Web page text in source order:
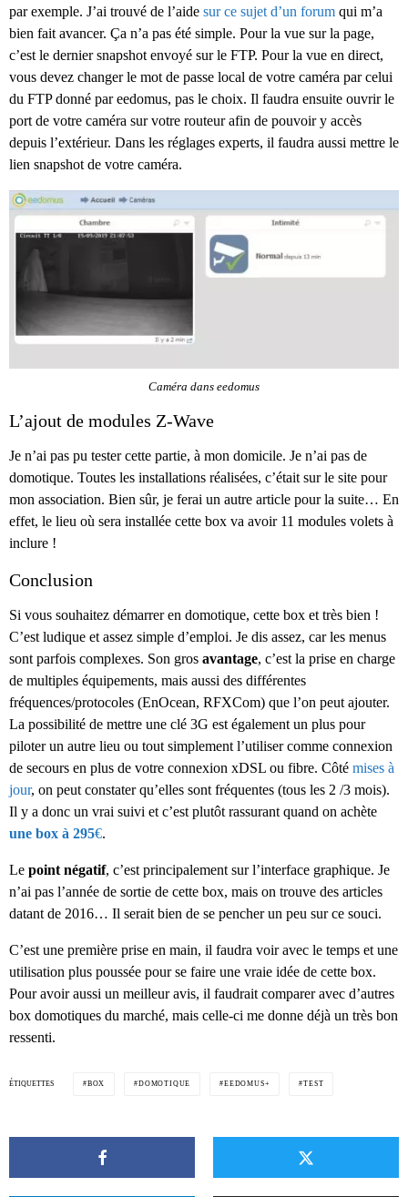
par exemple. J’ai trouvé de l’aide sur ce sujet d’un forum qui m’a
bien fait avancer. Ça n’a pas été simple. Pour la vue sur la page,
c’est le dernier snapshot envoyé sur le FTP. Pour la vue en direct,
vous devez changer le mot de passe local de votre caméra par celui
du FTP donné par eedomus, pas le choix. Il faudra ensuite ouvrir le
port de votre caméra sur votre routeur afin de pouvoir y accès
depuis l’extérieur. Dans les réglages experts, il faudra aussi mettre le
lien snapshot de votre caméra.
Caméra dans eedomus
L’ajout de modules Z-Wave
Je n’ai pas pu tester cette partie, à mon domicile. Je n’ai pas de
domotique. Toutes les installations réalisées, c’était sur le site pour
mon association. Bien sûr, je ferai un autre article pour la suite… En
effet, le lieu où sera installée cette box va avoir 11 modules volets à
inclure !
Conclusion
Si vous souhaitez démarrer en domotique, cette box et très bien !
C’est ludique et assez simple d’emploi. Je dis assez, car les menus
sont parfois complexes. Son gros avantage, c’est la prise en charge
de multiples équipements, mais aussi des différentes
fréquences/protocoles (EnOcean, RFXCom) que l’on peut ajouter.
La possibilité de mettre une clé 3G est également un plus pour
piloter un autre lieu ou tout simplement l’utiliser comme connexion
de secours en plus de votre connexion xDSL ou fibre. Côté mises à
jour, on peut constater qu’elles sont fréquentes (tous les 2 /3 mois).
Il y a donc un vrai suivi et c’est plutôt rassurant quand on achète
une box à 295€.
Le point négatif, c’est principalement sur l’interface graphique. Je
n’ai pas l’année de sortie de cette box, mais on trouve des articles
datant de 2016… Il serait bien de se pencher un peu sur ce souci.
C’est une première prise en main, il faudra voir avec le temps et une
utilisation plus poussée pour se faire une vraie idée de cette box.
Pour avoir aussi un meilleur avis, il faudrait comparer avec d’autres
box domotiques du marché, mais celle-ci me donne déjà un très bon
ressenti.
ÉTIQUETTES BOX DOMOTIQUE EEDOMUS+ TEST